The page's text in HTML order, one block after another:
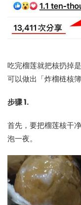
吃完榴莲就把核扔掉
可以做出「炸榴梿核
步骤 1.
首先，要把榴莲核干
泡一夜。